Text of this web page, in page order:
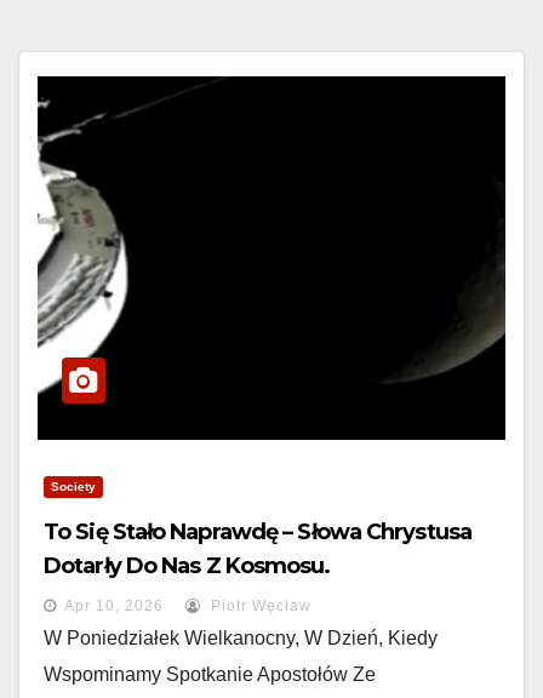
Society
To Się Stało Naprawdę – Słowa Chrystusa
Dotarły Do Nas Z Kosmosu.
Apr 10, 2026 Piotr Węcław
W Poniedziałek Wielkanocny, W Dzień, Kiedy
Wspominamy Spotkanie Apostołów Ze